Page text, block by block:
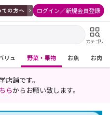
ログイン／新規会員登録
カテゴリ
リュ 野菜・果物 お魚 お肉
店舗です。
らからお願い致します。